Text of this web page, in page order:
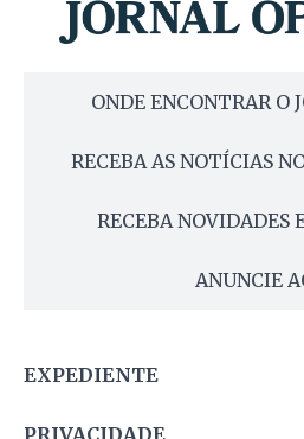
ONDE ENCONTRAR O
RECEBA AS NOTÍCIAS
RECEBA NOVIDADES
ANUNCIE
EXPEDIENTE
PRIVACIDADE